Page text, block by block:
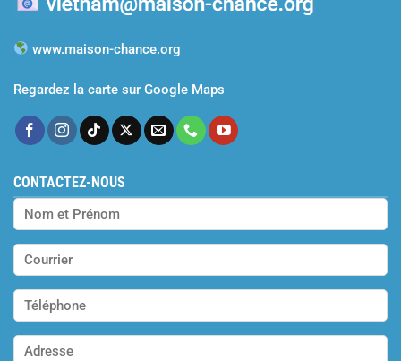
www.maison-chance.org
Regardez la carte sur Google Maps
CONTACTEZ-NOUS